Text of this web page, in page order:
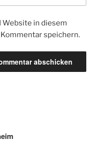
Website in diesem
speichern.